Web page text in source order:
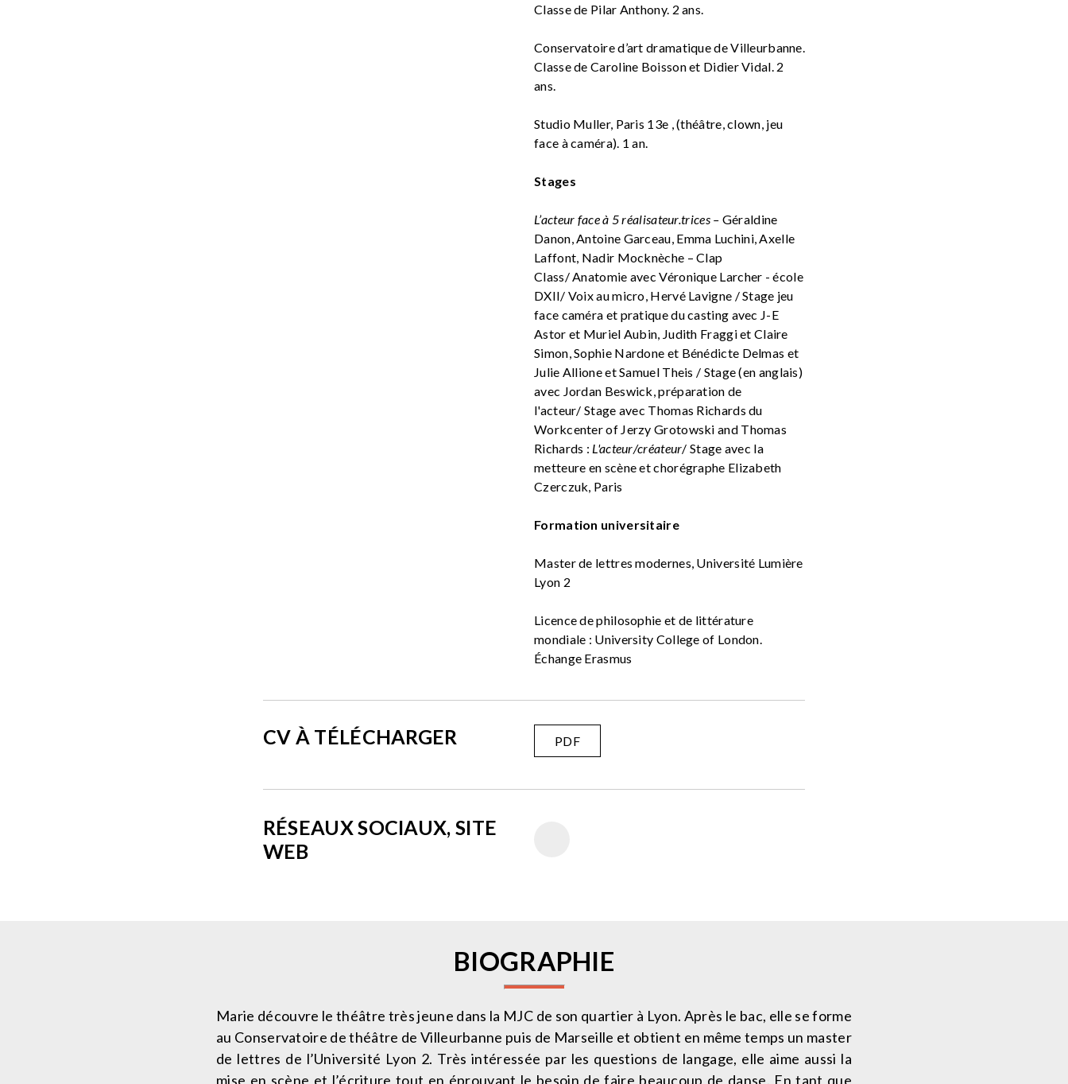
Classe de Pilar Anthony. 2 ans.
Conservatoire d’art dramatique de Villeurbanne.
Classe de Caroline Boisson et Didier Vidal. 2
ans.
Studio Muller, Paris 13e , (théâtre, clown, jeu
face à caméra). 1 an.
Stages
L’acteur face à 5 réalisateur.trices – Géraldine
Danon, Antoine Garceau, Emma Luchini, Axelle
Laffont, Nadir Mocknèche – Clap
Class/ Anatomie avec Véronique Larcher - école
DXII/ Voix au micro, Hervé Lavigne / Stage jeu
face caméra et pratique du casting avec J-E
Astor et Muriel Aubin, Judith Fraggi et Claire
Simon, Sophie Nardone et Bénédicte Delmas et
Julie Allione et Samuel Theis / Stage (en anglais)
avec Jordan Beswick, préparation de
l'acteur/ Stage avec Thomas Richards du
Workcenter of Jerzy Grotowski and Thomas
Richards : L'acteur/créateur/Stage avec la
metteure en scène et chorégraphe Elizabeth
Czerczuk, Paris
Formation universitaire
Master de lettres modernes, Université Lumière
Lyon 2
Licence de philosophie et de littérature
mondiale : University College of London.
Échange Erasmus
CV À TÉLÉCHARGER PDF
RÉSEAUX SOCIAUX, SITE
WEB
BIOGRAPHIE
Marie découvre le théâtre très jeune dans la MJC de son quartier à Lyon. Après le bac, elle se forme
au Conservatoire de théâtre de Villeurbanne puis de Marseille et obtient en même temps un master
de lettres de l’Université Lyon 2. Très intéressée par les questions de langage, elle aime aussi la
mise en scène et l’écriture tout en éprouvant le besoin de faire beaucoup de danse. En tant que